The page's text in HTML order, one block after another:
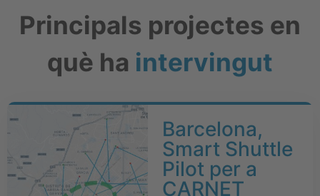
Principals projectes en
què ha intervingut
Barcelona,
Smart Shuttle
Pilot per a
CARNET